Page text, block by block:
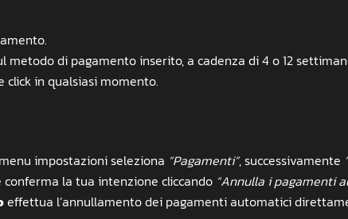
di pagamento inserito, a cadenza di 4 o 12
in qualsiasi momento.
impostazioni seleziona “Pagamenti”, successivamente
la tua intenzione cliccando “Annulla i pagamenti
effettua l’annullamento dei pagamenti automatici